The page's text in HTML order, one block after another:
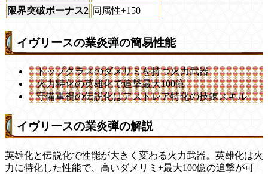
限界突破ボーナス2 同属性+150
イヴリースの業炎弾の簡易性能
トップクラスのダメリミを持つ火力武器
火力特化の英雄化で追撃最大100億
守備重視の伝説化はアストレア特化の技錬スキル
イヴリースの業炎弾の解説
英雄化と伝説化で性能が大きく変わる火力武器。英雄化は火
力に特化した性能で、高いダメリミ+最大100億の追撃が可